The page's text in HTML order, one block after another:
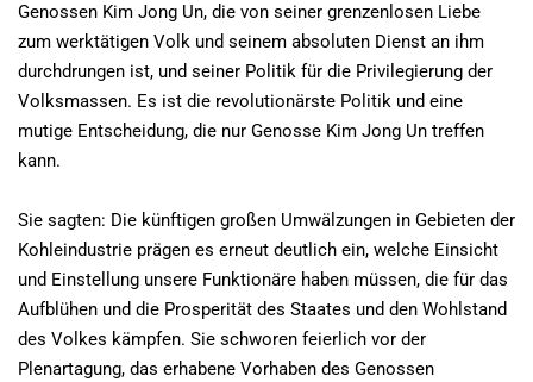
Genossen Kim Jong Un, die von seiner grenzenlosen Liebe
zum werktätigen Volk und seinem absoluten Dienst an ihm
durchdrungen ist, und seiner Politik für die Privilegierung der
Volksmassen. Es ist die revolutionärste Politik und eine
mutige Entscheidung, die nur Genosse Kim Jong Un treffen
kann.
Sie sagten: Die künftigen großen Umwälzungen in Gebieten der
Kohleindustrie prägen es erneut deutlich ein, welche Einsicht
und Einstellung unsere Funktionäre haben müssen, die für das
Aufblühen und die Prosperität des Staates und den Wohlstand
des Volkes kämpfen. Sie schworen feierlich vor der
Plenartagung, das erhabene Vorhaben des Genossen